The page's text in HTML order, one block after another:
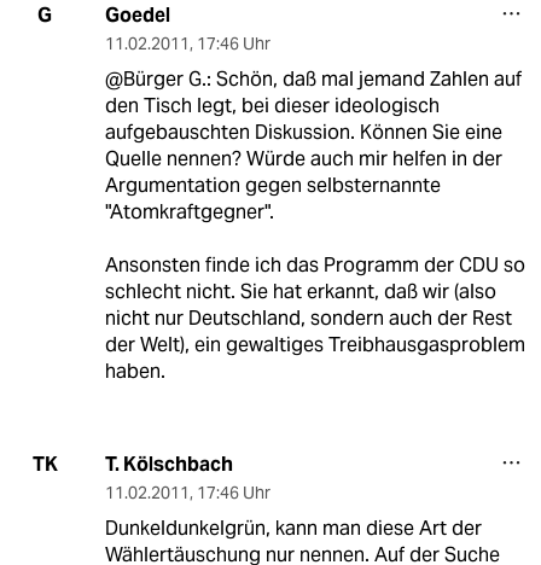
G Goedel
11.02.2011, 17:46 Uhr
@Bürger G.: Schön, daß mal jemand Zahlen auf
den Tisch legt, bei dieser ideologisch
aufgebauschten Diskussion. Können Sie eine
Quelle nennen? Würde auch mir helfen in der
Argumentation gegen selbsternannte
"Atomkraftgegner".
Ansonsten finde ich das Programm der CDU so
schlecht nicht. Sie hat erkannt, daß wir (also
nicht nur Deutschland, sondern auch der Rest
der Welt), ein gewaltiges Treibhausgasproblem
haben.
TK T. Kölschbach
11.02.2011, 17:46 Uhr
Dunkeldunkelgrün, kann man diese Art der
Wählertäuschung nur nennen. Auf der Suche